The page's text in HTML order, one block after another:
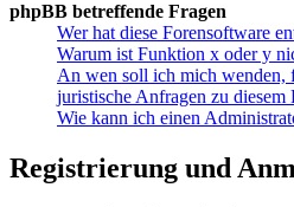
phpBB betreffende Fragen
Wer hat diese Forensoftware
Warum ist Funktion x oder y
An wen soll ich mich wenden,
juristische Anfragen zu diesem
Wie kann ich einen
Registrierung und